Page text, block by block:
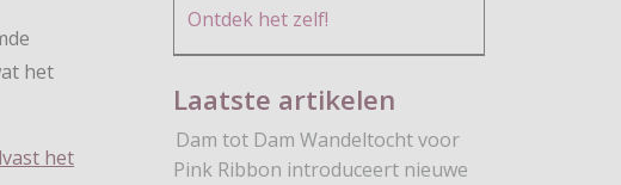
het
het
Ontdek het zelf!
Laatste artikelen
Dam tot Dam Wandeltocht voor
Pink Ribbon introduceert nieuwe